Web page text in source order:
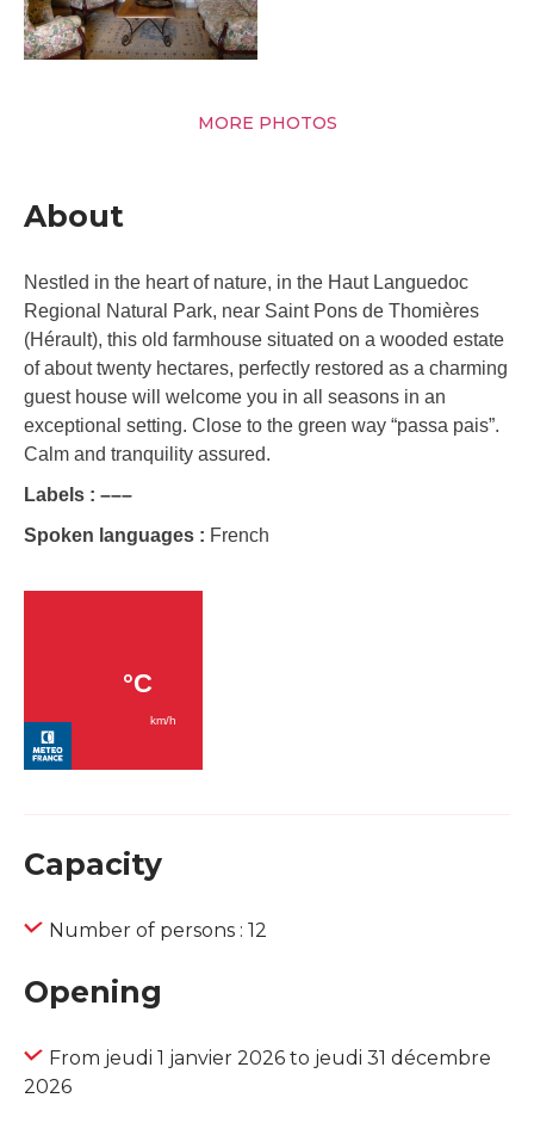
MORE PHOTOS
About
Nestled in the heart of nature, in the Haut Languedoc
Regional Natural Park, near Saint Pons de Thomières
(Hérault), this old farmhouse situated on a wooded estate
of about twenty hectares, perfectly restored as a charming
guest house will welcome you in all seasons in an
exceptional setting. Close to the green way “passa pais”.
Calm and tranquility assured.
Labels : –––
Spoken languages : French
Capacity
Number of persons : 12
Opening
From jeudi 1 janvier 2026 to jeudi 31 décembre
2026